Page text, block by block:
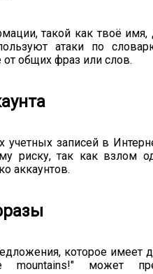
такой как твоё имя,
атаки по
общих фраз или слов.
записей в
риску, так как взлом
аккаунтов.
которое имеет
может